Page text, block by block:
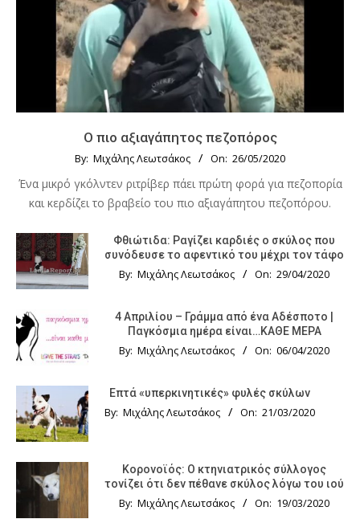
Ο πιο αξιαγάπητος πεζοπόρος
By: Μιχάλης Λεωτσάκος On: 26/05/2020
Ένα μικρό γκόλντεν ριτρίβερ πάει πρώτη φορά για πεζοπορία
και κερδίζει το βραβείο του πιο αξιαγάπητου πεζοπόρου.
Φθιώτιδα: Ραγίζει καρδιές ο σκύλος που
συνόδευσε το αφεντικό του μέχρι τον τάφο
By: Μιχάλης Λεωτσάκος On: 29/04/2020
4 Απριλίου – Γράμμα από ένα Αδέσποτο |
Παγκόσμια ημέρα είναι…ΚΑΘΕ ΜΕΡΑ
By: Μιχάλης Λεωτσάκος On: 06/04/2020
Επτά «υπερκινητικές» φυλές σκύλων
By: Μιχάλης Λεωτσάκος On: 21/03/2020
Κορονοϊός: Ο κτηνιατρικός σύλλογος
τονίζει ότι δεν πέθανε σκύλος λόγω του ιού
By: Μιχάλης Λεωτσάκος On: 19/03/2020